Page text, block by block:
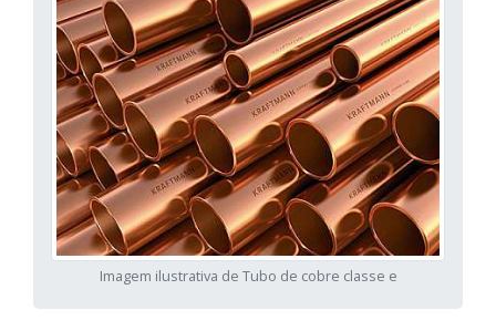
Imagem ilustrativa de Tubo de cobre classe e